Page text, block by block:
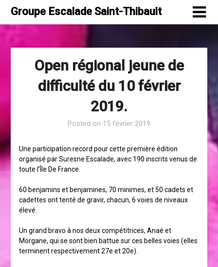
Skip
content
Groupe Escalade Saint-Thibault
Open régional jeune de
difficulté du 10 février
2019.
Posted on 15 février 2019
Une participation record pour cette première édition
organisé par Suresne Escalade, avec 190 inscrits venus de
toute l’Île De France.
60 benjamins et benjamines, 70 minimes, et 50 cadets et
cadettes ont tenté de gravir, chacun, 6 voies de niveaux
élevé.
Un grand bravo à nos deux compétitrices, Anaé et
Morgane, qui se sont bien battue sur ces belles voies (elles
terminent respectivement 27e et 20e).